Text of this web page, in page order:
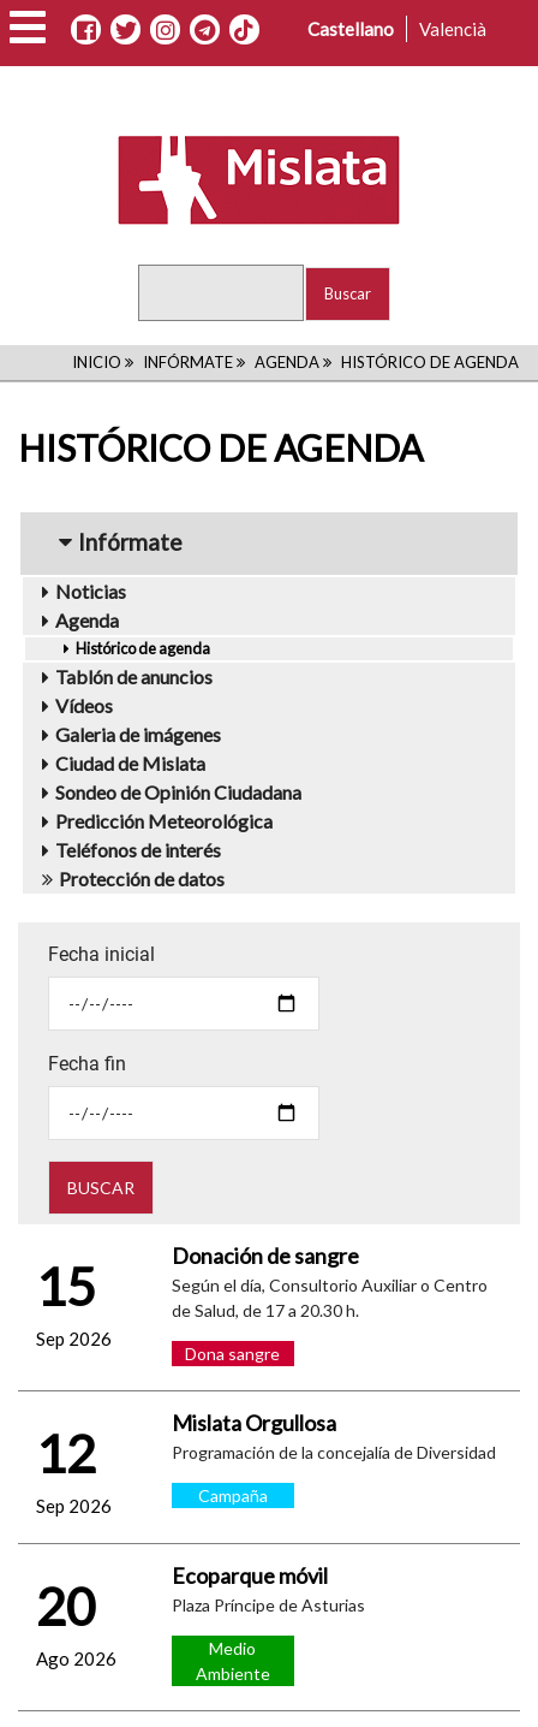
Pasar
al
contenido
Castellano Valencià
RUTA
NAVEGACIÓN
INICIO INFÓRMATE AGENDA HISTÓRICO DE AGENDA
HISTÓRICO DE AGENDA
navigation1
Infórmate
Noticias
Agenda
Histórico de agenda
Tablón de anuncios
Vídeos
Galeria de imágenes
Ciudad de Mislata
Sondeo de Opinión Ciudadana
Predicción Meteorológica
Teléfonos de interés
Protección de datos
Fecha inicial
Fecha fin
15
Sep 2026
Donación de sangre
Según el día, Consultorio Auxiliar o Centro
de Salud, de 17 a 20.30 h.
Dona sangre
12
Sep 2026
Mislata Orgullosa
Programación de la concejalía de Diversidad
Campaña
20
Ago 2026
Ecoparque móvil
Plaza Príncipe de Asturias
Medio
Ambiente